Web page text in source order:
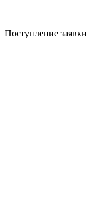
Поступление заявки